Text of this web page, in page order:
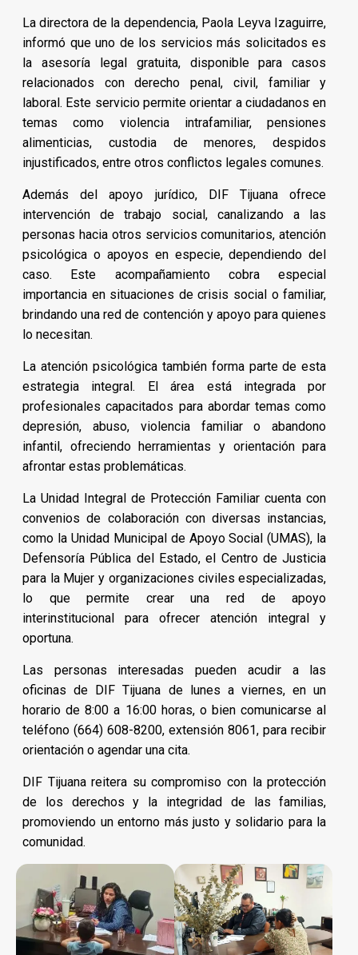
La directora de la dependencia, Paola Leyva Izaguirre,
informó que uno de los servicios más solicitados es
la asesoría legal gratuita, disponible para casos
relacionados con derecho penal, civil, familiar y
laboral. Este servicio permite orientar a ciudadanos en
temas como violencia intrafamiliar, pensiones
alimenticias, custodia de menores, despidos
injustificados, entre otros conflictos legales comunes.
Además del apoyo jurídico, DIF Tijuana ofrece
intervención de trabajo social, canalizando a las
personas hacia otros servicios comunitarios, atención
psicológica o apoyos en especie, dependiendo del
caso. Este acompañamiento cobra especial
importancia en situaciones de crisis social o familiar,
brindando una red de contención y apoyo para quienes
lo necesitan.
La atención psicológica también forma parte de esta
estrategia integral. El área está integrada por
profesionales capacitados para abordar temas como
depresión, abuso, violencia familiar o abandono
infantil, ofreciendo herramientas y orientación para
afrontar estas problemáticas.
La Unidad Integral de Protección Familiar cuenta con
convenios de colaboración con diversas instancias,
como la Unidad Municipal de Apoyo Social (UMAS), la
Defensoría Pública del Estado, el Centro de Justicia
para la Mujer y organizaciones civiles especializadas,
lo que permite crear una red de apoyo
interinstitucional para ofrecer atención integral y
oportuna.
Las personas interesadas pueden acudir a las
oficinas de DIF Tijuana de lunes a viernes, en un
horario de 8:00 a 16:00 horas, o bien comunicarse al
teléfono (664) 608-8200, extensión 8061, para recibir
orientación o agendar una cita.
DIF Tijuana reitera su compromiso con la protección
de los derechos y la integridad de las familias,
promoviendo un entorno más justo y solidario para la
comunidad.